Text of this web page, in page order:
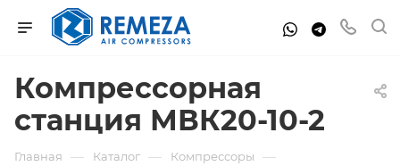
Компрессорная
станция МВК20-10-2
Главная — Каталог — Компрессоры —